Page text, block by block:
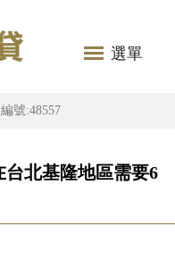
選單
號:48557
北基隆地區需要6